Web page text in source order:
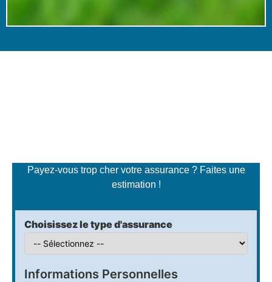
Payez-vous trop cher votre assurance ? Faites une
estimation !
Choisissez le type d'assurance
Informations Personnelles